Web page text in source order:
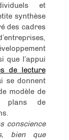
et
synthèse
des cadres
que l’appui
de lecture
se donnent
modèle de
plans de
conscience
bien que